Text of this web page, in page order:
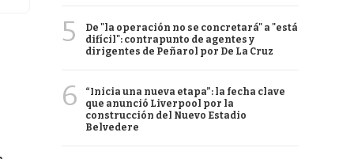
5
De "la operación no se concretará" a "está
difícil": contrapunto de agentes y
dirigentes de Peñarol por De La Cruz
6
“Inicia una nueva etapa”: la fecha clave
que anunció Liverpool por la
construcción del Nuevo Estadio
Belvedere